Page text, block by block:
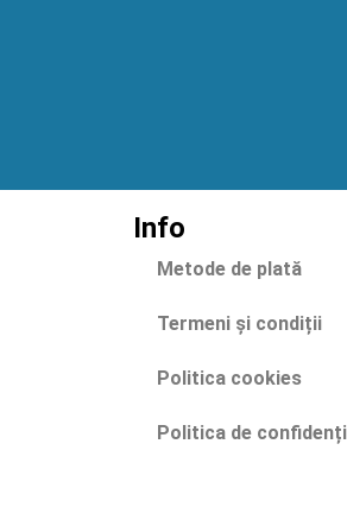
Info
Metode de plată
Termeni și condiții
Politica cookies
Politica de